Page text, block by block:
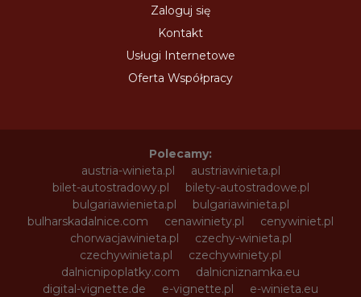
Zaloguj się
Kontakt
Usługi Internetowe
Oferta Współpracy
Polecamy:
austria-winieta.pl
austriawinieta.pl
bilet-autostradowy.pl
bilety-autostradowe.pl
bulgariawienieta.pl
bulgariawinieta.pl
bulharskadalnice.com
cenawiniety.pl
cenywiniet.pl
chorwacjawinieta.pl
czechy-winieta.pl
czechywinieta.pl
czechywiniety.pl
dalnicnipoplatky.com
dalnicniznamka.eu
digital-vignette.de
e-vignette.pl
e-winieta.eu